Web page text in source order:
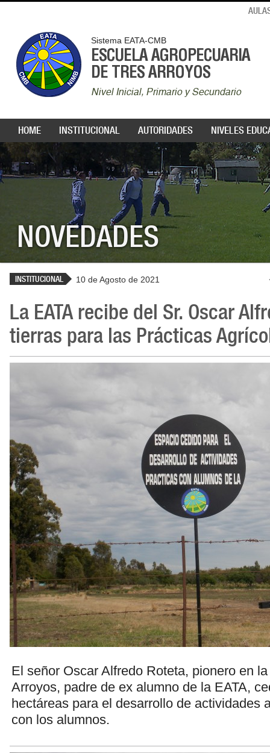
Sistema EATA-CMB
ESCUELA AGROPECUARIA
DE TRES ARROYOS
Nivel Inicial, Primario y Secundario
HOME INSTITUCIONAL AUTORIDADES NIVELES
NOVEDADES
INSTITUCIONAL 10 de Agosto de 2021
La EATA recibe del Sr. Oscar
tierras para las Prácticas
El señor Oscar Alfredo Roteta, pionero en
Arroyos, padre de ex alumno de la EATA,
hectáreas para el desarrollo de actividades
con los alumnos.